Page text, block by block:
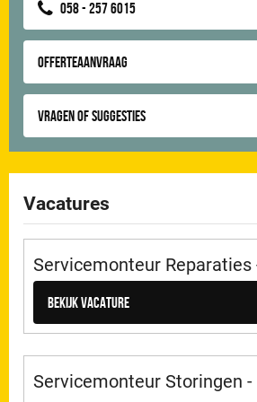
058 - 257 6015
Offerteaanvraag
Vragen of suggesties
Vacatures
Servicemonteur Reparaties
Bekijk vacature
Servicemonteur Storingen